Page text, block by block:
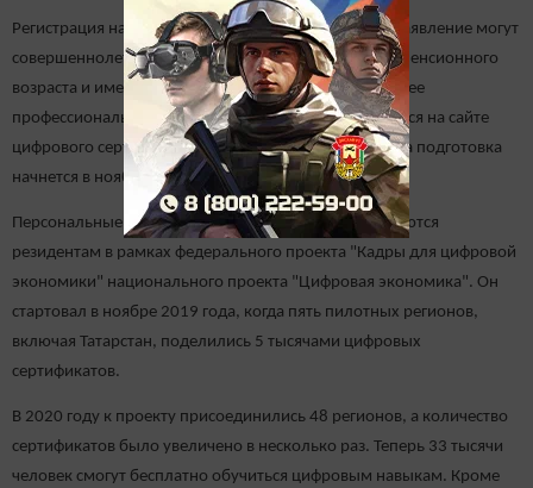
Регистрация началась сегодня, 15 октября. Подать заявление могут
совершеннолетние граждане России, не достигшие пенсионного
возраста и имеющие законченное высшее или среднее
профессиональное образование. Заявки принимаются на сайте
цифрового сертификата.Россия до 30 октября, а сама подготовка
начнется в ноябре.
Персональные цифровые сертификаты предоставляются
резидентам в рамках федерального проекта "Кадры для цифровой
экономики" национального проекта "Цифровая экономика". Он
стартовал в ноябре 2019 года, когда пять пилотных регионов,
включая Татарстан, поделились 5 тысячами цифровых
сертификатов.
В 2020 году к проекту присоединились 48 регионов, а количество
сертификатов было увеличено в несколько раз. Теперь 33 тысячи
человек смогут бесплатно обучиться цифровым навыкам. Кроме